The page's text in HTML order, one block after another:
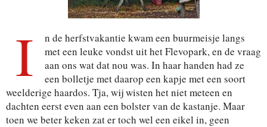
I
n de herfstvakantie kwam een buurmeisje langs
met een leuke vondst uit het Flevopark, en de vraag
aan ons wat dat nou was. In haar handen had ze
een bolletje met daarop een kapje met een soort
weelderige haardos. Tja, wij wisten het niet meteen en
dachten eerst even aan een bolster van de kastanje. Maar
toen we beter keken zat er toch wel een eikel in, geen